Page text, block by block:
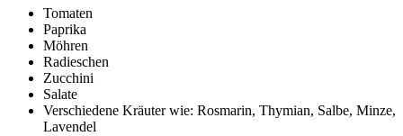
Tomaten
Paprika
Möhren
Radieschen
Zucchini
Salate
Verschiedene Kräuter wie: Rosmarin, Thymian, Salbe, Minze,
Lavendel